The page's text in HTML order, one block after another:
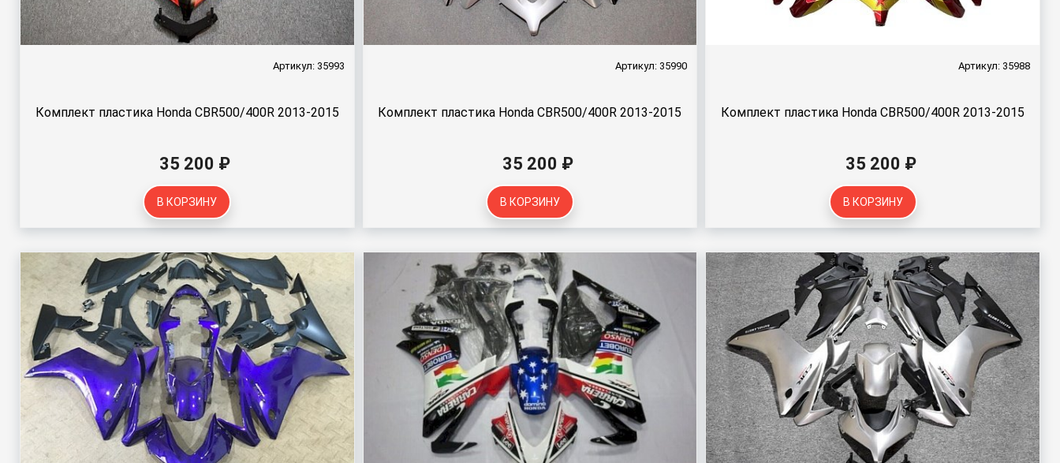
Артикул: 35993
Комплект пластика Honda CBR500/400R 2013-2015
35 200 ₽
В КОРЗИНУ
Артикул: 35990
Комплект пластика Honda CBR500/400R 2013-2015
35 200 ₽
В КОРЗИНУ
Артикул: 35988
Комплект пластика Honda CBR500/400R 2013-2015
35 200 ₽
В КОРЗИНУ